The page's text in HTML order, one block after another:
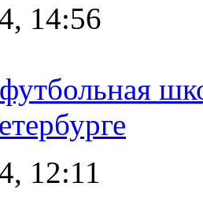
14:56
12:11